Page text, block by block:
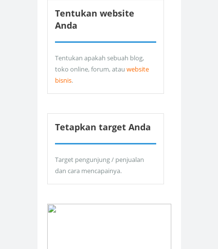
Tentukan website
Anda
Tentukan apakah sebuah blog,
toko online, forum, atau website
bisnis.
Tetapkan target Anda
Target pengunjung / penjualan
dan cara mencapainya.